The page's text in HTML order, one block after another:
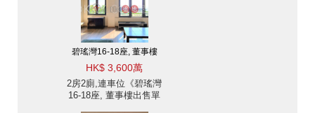
碧瑤灣16-18座, 董事樓
HK$ 3,600萬
2房2廁,連車位《碧瑤灣
16-18座, 董事樓出售單